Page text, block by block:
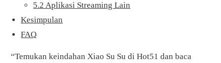
5.2 Aplikasi Streaming Lain
Kesimpulan
FAQ
“Temukan keindahan Xiao Su Su di Hot51 dan baca